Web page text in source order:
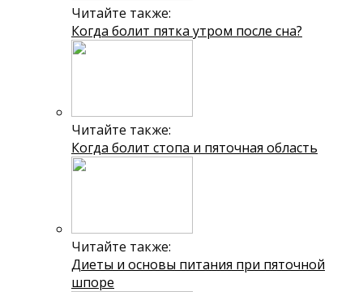
Читайте также:
Когда болит пятка утром после сна?
Читайте также:
Когда болит стопа и пяточная область
Читайте также:
Диеты и основы питания при пяточной
шпоре